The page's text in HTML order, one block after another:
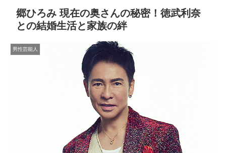
郷ひろみ 現在の奥さんの秘密！徳武利奈
との結婚生活と家族の絆
男性芸能人